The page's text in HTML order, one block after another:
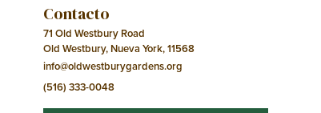
Contacto
71 Old Westbury Road
Old Westbury, Nueva York, 11568
info@oldwestburygardens.org
(516) 333-0048